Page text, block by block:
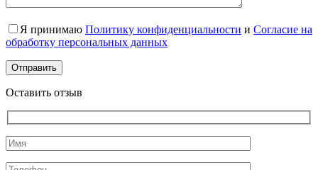
Я принимаю Политику конфиденциальности и Согласие на
обработку персональных данных
Оставить отзыв